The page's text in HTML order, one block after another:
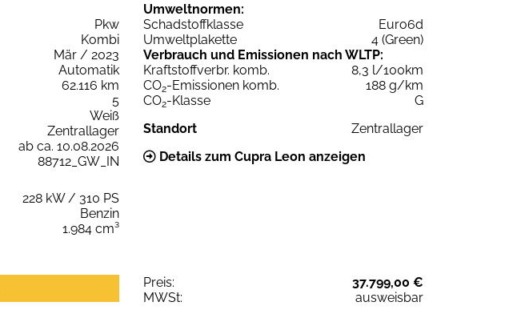
Pkw
Kombi
Mär / 2023
Automatik
62.116 km
5
Weiß
Zentrallager
ab ca. 10.08.2026
88712_GW_IN
228 kW / 310 PS
Benzin
1.984 cm³
Umweltnormen:
Schadstoffklasse
Euro6d
Umweltplakette
4 (Green)
Verbrauch und Emissionen nach WLTP:
Kraftstoffverbr. komb.
8,3 l/100km
CO2-Emissionen komb.
188 g/km
CO2-Klasse
G
Standort
Zentrallager
Details zum Cupra Leon anzeigen
Preis:
37.799,00 €
MWSt:
ausweisbar